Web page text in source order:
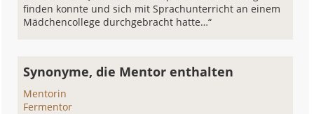
finden konnte und sich mit Sprachunterricht an einem
Mädchencollege durchgebracht hatte…“
Synonyme, die Mentor enthalten
Mentorin
Fermentor